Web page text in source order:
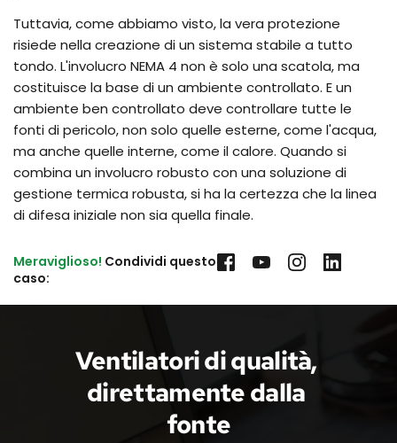
Tuttavia, come abbiamo visto, la vera protezione
risiede nella creazione di un sistema stabile a tutto
tondo. L'involucro NEMA 4 non è solo una scatola, ma
costituisce la base di un ambiente controllato. E un
ambiente ben controllato deve controllare tutte le
fonti di pericolo, non solo quelle esterne, come l'acqua,
ma anche quelle interne, come il calore. Quando si
combina un involucro robusto con una soluzione di
gestione termica robusta, si ha la certezza che la linea
di difesa iniziale non sia quella finale.
Meraviglioso! Condividi questo
caso:
Ventilatori di qualità,
direttamente dalla
fonte